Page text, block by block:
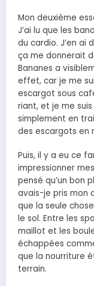
Mon deuxième
J’ai lu que les
du cardio. J’en ai
ça me donnerait
Bananes a
effet, car je me
escargot sous
riant, et je me
simplement en
des escargots en
Puis, il y a eu ce
impressionner
pensé qu’un bon
avais-je pris mon
que la seule
le sol. Entre les
maillot et les
échappées
que la nourriture
terrain.